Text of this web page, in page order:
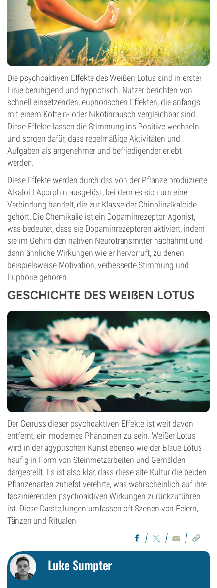
Die psychoaktiven Effekte des Weißen Lotus sind in erster
Linie beruhigend und hypnotisch. Nutzer berichten von
schnell einsetzenden, euphorischen Effekten, die anfangs
mit einem Koffein- oder Nikotinrausch vergleichbar sind.
Diese Effekte lassen die Stimmung ins Positive wechseln
und sorgen dafür, dass regelmäßige Aktivitäten und
Aufgaben als angenehmer und befriedigender erlebt
werden.
Diese Effekte werden durch das von der Pflanze produzierte
Alkaloid Aporphin ausgelöst, bei dem es sich um eine
Verbindung handelt, die zur Klasse der Chinolinalkaloide
gehört. Die Chemikalie ist ein Dopaminrezeptor-Agonist,
was bedeutet, dass sie Dopaminrezeptoren aktiviert, indem
sie im Gehirn den nativen Neurotransmitter nachahmt und
dann ähnliche Wirkungen wie er hervorruft, zu denen
beispielsweise Motivation, verbesserte Stimmung und
Euphorie gehören.
GESCHICHTE DES WEIẞEN LOTUS
Der Genuss dieser psychoaktiven Effekte ist weit davon
entfernt, ein modernes Phänomen zu sein. Weißer Lotus
wird in der ägyptischen Kunst ebenso wie der Blaue Lotus
häufig in Form von Steinmetzarbeiten und Gemälden
dargestellt. Es ist also klar, dass diese alte Kultur die beiden
Pflanzenarten zutiefst verehrte, was wahrscheinlich auf ihre
faszinierenden psychoaktiven Wirkungen zurückzuführen
ist. Diese Darstellungen umfassen oft Szenen von Feiern,
Tänzen und Ritualen.
Luke Sumpter